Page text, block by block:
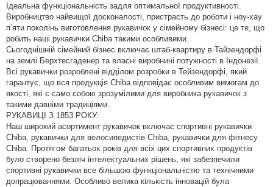
Ідеальна функціональність задля оптимальної продуктивності.
Виробництво найвищої досконалості, пристрасть до роботи і ноу-хау
п’яти поколінь виготовлення рукавичок у сімейному бізнесі: це те, що
робить наші рукавички Chiba такими особливими.
Сьогоднішній сімейний бізнес включає штаб-квартиру в Тайзендорфі
на землі Берхтесгаденер та власні виробничі потужності в Індонезії.
Всі рукавички розроблені відділом розробки в Тейзендорфі, який
гарантує, що вся продукція Chiba відповідає особливим вимогам до
якості, які є само собою зрозумілими для виробника рукавичок з
такими давніми традиціями.
РУКАВИЦІ З 1853 РОКУ:
Наш широкий асортимент рукавичок включає спортивні рукавички
Chiba, рукавички для велосипедистів Chiba, рукавички для фітнесу
Chiba. Протягом багатьох років для всіх цих спортивних продуктів
було створено безліч інтелектуальних рішень, які забезпечили
спортивні рукавички все більшою функціональністю та технічними
допрацюваннями. Особливо велика кількість інновацій була